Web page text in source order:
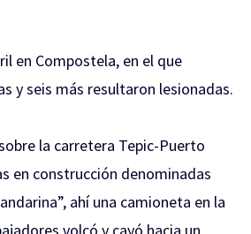
en Compostela, en el que
y seis más resultaron lesionadas.
la carretera Tepic-Puerto
en construcción denominadas
ahí una camioneta en la
volcó y cayó hacia un